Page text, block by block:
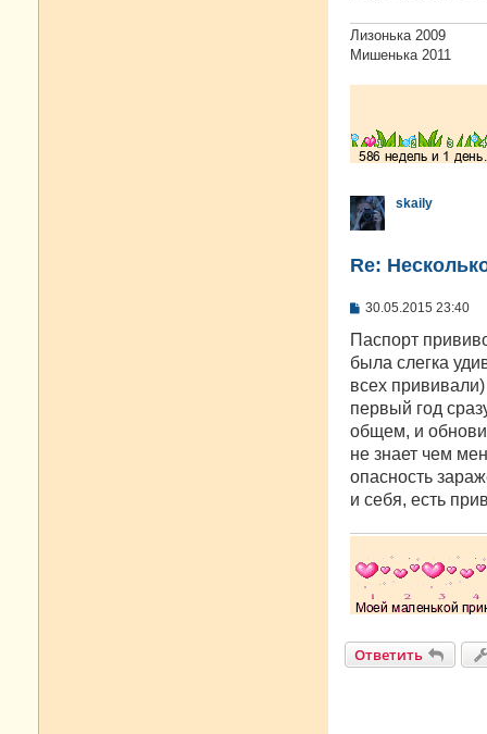
Лизонька 2009
Мишенька 2011
skaily
Re:
С
о
щ
е
и
е
30.05.2015 23:40
Паспорт
была слегка
всех
первый год
общем, и
не знает чем
опасность
и себя, есть
Ответить